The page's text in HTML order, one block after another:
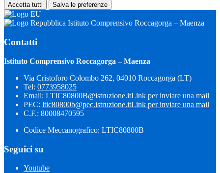
Accetta tutti Salva le preferenze
Istituto Comprensivo Roccagorga – Maenza
Contatti
Istituto Comprensivo Roccagorga – Maenza
Via Cristoforo Colombo 262, 04010 Roccagorga (LT)
Tel: 0773958025
Email: LTIC80800B@istruzione.itLink per inviare una mail
PEC: ltic80800b@pec.istruzione.itLink per inviare una mail
C.F.: 80008470595
Codice Meccanografico: LTIC80800B
Seguici su
Youtube